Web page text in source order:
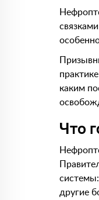
каким
Что
другие